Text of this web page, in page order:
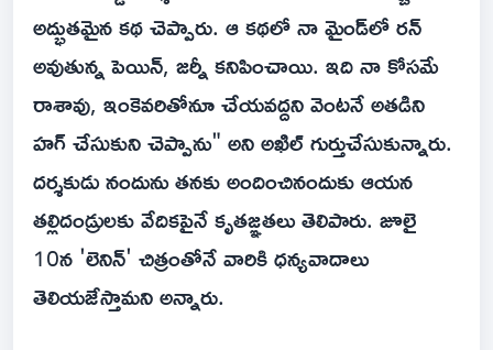
అద్భుతమైన కథ చెప్పారు. ఆ కథలో నా మైండ్‌లో రన్
అవుతున్న పెయిన్, జర్నీ కనిపించాయి. ఇది నా కోసమే
రాశావు, ఇంకెవరితోనూ చేయవద్దని వెంటనే అతడిని
హగ్ చేసుకుని చెప్పాను" అని అఖిల్ గుర్తుచేసుకున్నారు.
దర్శకుడు నందును తనకు అందించినందుకు ఆయన
తల్లిదండ్రులకు వేదికపైనే కృతజ్ఞతలు తెలిపారు. జూలై
10న 'లెనిన్' చిత్రంతోనే వారికి ధన్యవాదాలు
తెలియజేస్తామని అన్నారు.